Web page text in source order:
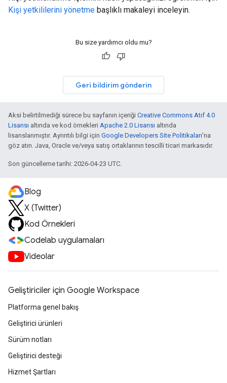
Kişi yetkililerini yönetme başlıklı makaleyi inceleyin.
Bu size yardımcı oldu mu?
Geri bildirim gönderin
Aksi belirtilmediği sürece bu sayfanın içeriği Creative Commons Atıf 4.0
Lisansı altında ve kod örnekleri Apache 2.0 Lisansı altında
lisanslanmıştır. Ayrıntılı bilgi için Google Developers Site Politikaları'na
göz atın. Java, Oracle ve/veya satış ortaklarının tescilli ticari markasıdır.
Son güncelleme tarihi: 2026-04-23 UTC.
Blog
X (Twitter)
Kod Örnekleri
Codelab uygulamaları
Videolar
Geliştiriciler için Google Workspace
Platforma genel bakış
Geliştirici ürünleri
Sürüm notları
Geliştirici desteği
Hizmet Şartları